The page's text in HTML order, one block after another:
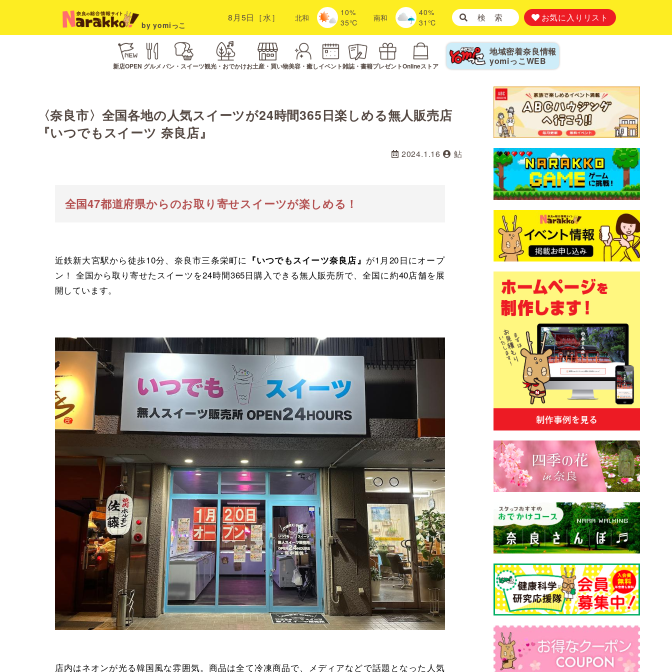
by yomiっこ
8月5日［水］ 北和
10%
35℃
南和
40%
31℃
検 索 お気に入りリスト
新店OPEN グルメ パン・スイーツ観光・おでかけお土産・買い物美容・癒しイベント雑誌・書籍プレゼントOnlineストア
地域密着奈良情報
yomiっこ WEB
〈奈良市〉全国各地の人気スイーツが24時間365日楽しめる無人販売店
『いつでもスイーツ 奈良店』
2024.1.16 鮎
全国47都道府県からのお取り寄せスイーツが楽しめる！
近鉄新大宮駅から徒歩10分、奈良市三条栄町に 『いつでもスイーツ奈良店』 が1月20日にオープ
ン！ 全国から取り寄せたスイーツを24時間365日購入できる無人販売所で、全国に約40店舗を展
開しています。
店内はネオンが光る韓国風な雰囲気。商品は全て冷凍商品で、メディアなどで話題となった人気